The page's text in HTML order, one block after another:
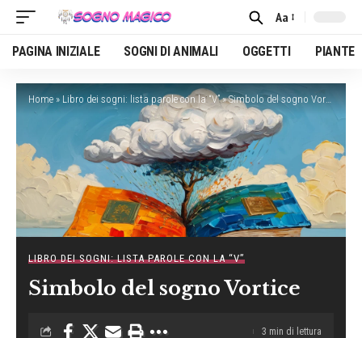
Font
Resizer
Aa
PAGINA INIZIALE SOGNI DI ANIMALI OGGETTI PIANTE
Home » Libro dei sogni: lista parole con la “V”»Simbolo del sogno Vortice
LIBRO DEI SOGNI: LISTA PAROLE CON LA “V”
Simbolo del sogno Vortice
3 min di lettura